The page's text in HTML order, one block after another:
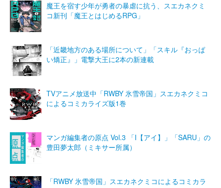
魔王を宿す少年が勇者の暴虐に抗う、スエカネクミ
コ新刊「魔王とはじめるRPG」
「近畿地方のある場所について」「スキル『おっぱ
い矯正』」電撃大王に2本の新連載
TVアニメ放送中「RWBY 氷雪帝国」スエカネクミコ
によるコミカライズ版1巻
マンガ編集者の原点 Vol.3 「I【アイ】」「SARU」の
豊田夢太郎（ミキサー所属）
「RWBY 氷雪帝国」スエカネクミコによるコミカラ